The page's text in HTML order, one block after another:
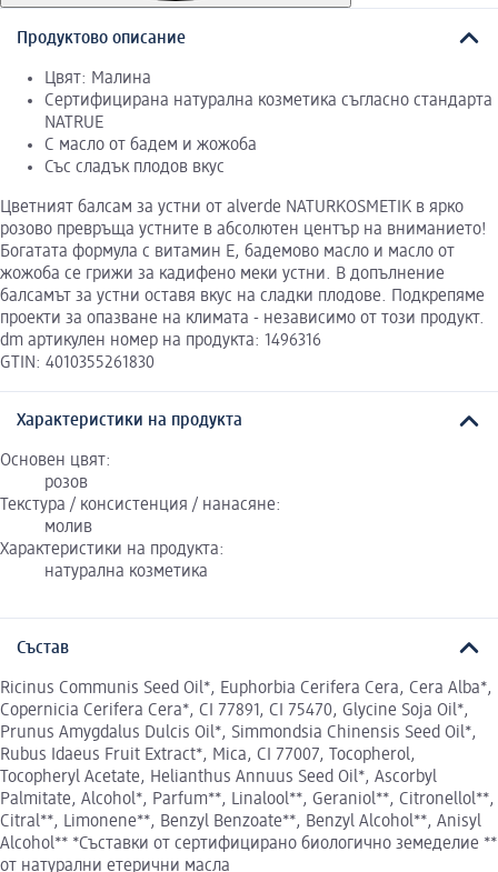
Продуктово описание
Цвят: Малина
Сертифицирана натурална козметика съгласно стандарта
NATRUE
С масло от бадем и жожоба
Със сладък плодов вкус
Цветният балсам за устни от alverde NATURKOSMETIK в ярко
розово превръща устните в абсолютен център на вниманието!
Богатата формула с витамин Е, бадемово масло и масло от
жожоба се грижи за кадифено меки устни. В допълнение
балсамът за устни оставя вкус на сладки плодове. Подкрепяме
проекти за опазване на климата - независимо от този продукт.
dm артикулен номер на продукта: 1496316
GTIN: 4010355261830
Характеристики на продукта
Основен цвят:
розов
Текстура / консистенция / нанасяне:
молив
Характеристики на продукта:
натурална козметика
Състав
Ricinus Communis Seed Oil*, Euphorbia Cerifera Cera, Cera Alba*,
Copernicia Cerifera Cera*, CI 77891, CI 75470, Glycine Soja Oil*,
Prunus Amygdalus Dulcis Oil*, Simmondsia Chinensis Seed Oil*,
Rubus Idaeus Fruit Extract*, Mica, CI 77007, Tocopherol,
Tocopheryl Acetate, Helianthus Annuus Seed Oil*, Ascorbyl
Palmitate, Alcohol*, Parfum**, Linalool**, Geraniol**, Citronellol**,
Citral**, Limonene**, Benzyl Benzoate**, Benzyl Alcohol**, Anisyl
Alcohol** *Съставки от сертифицирано биологично земеделие **
от натурални етерични масла